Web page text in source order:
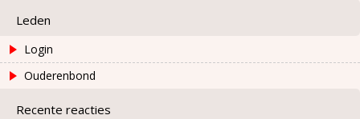
Leden
Login
Ouderenbond
Recente reacties